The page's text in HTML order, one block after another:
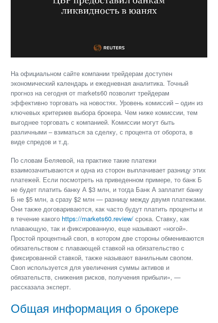
На официальном сайте компании трейдерам доступен
экономический календарь и ежедневная аналитика. Точный
прогноз на сегодня от markets60 позволит трейдерам
эффективно торговать на новостях. Уровень комиссий – один из
ключевых критериев выбора брокера. Чем ниже комиссии, тем
выгоднее торговать с компанией. Комиссии могут быть
различными – взиматься за сделку, с процента от оборота, в
виде спредов и т.д.
По словам Беляевой, на практике такие платежи
взаимозачитываются и одна из сторон выплачивает разницу этих
платежей. Если посмотреть на приведенном примере, то банк Б
не будет платить банку А $3 млн, и тогда Банк А заплатит банку
Б не $5 млн, а сразу $2 млн — разницу между двумя платежами.
Они также договариваются, как часто будут платить проценты и
в течение какого https://markets60.review/ срока. Ставку, как
плавающую, так и фиксированную, еще называют «ногой».
Простой процентный своп, в котором две стороны обмениваются
обязательством с плавающей ставкой на обязательство с
фиксированной ставкой, также называют ванильным свопом.
Своп используется для увеличения суммы активов и
обязательств, снижения рисков, получения прибыли», —
рассказала эксперт.
Общая информация о брокере